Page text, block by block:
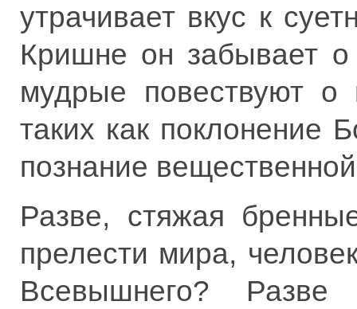
утрачивает вкус к
Кришне он забывает о
мудрые повествуют о
таких как поклонение
познание
Разве, стяжая
прелести мира,
Всевышнего?